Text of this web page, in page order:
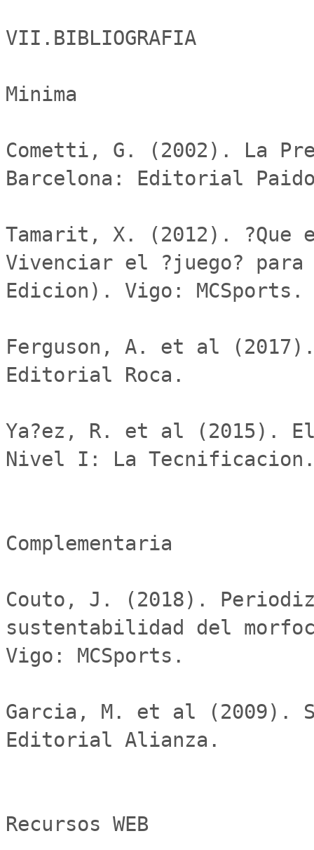
VII.BIBLIOGRAFIA
Minima
Cometti, G. (2002). La
Barcelona: Editorial
Tamarit, X. (2012). ?Que
Vivenciar el ?juego?
Edicion). Vigo: MCSports.
Ferguson, A. et al
Editorial Roca.
Ya?ez, R. et al (2015).
Nivel I: La
Complementaria
Couto, J. (2018).
sustentabilidad del
Vigo: MCSports.
Garcia, M. et al (2009).
Editorial Alianza.
Recursos WEB